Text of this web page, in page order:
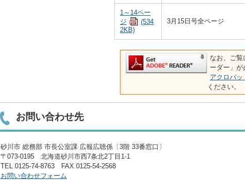
1～14ペー
ジ
(534
2KB)
3月15日号全ページ
なお、ご覧
ーダー」
アクロバ
ください。
お問い合わせ先
砂川市 総務部 市長公室課 広報広聴係〔3階 33番窓口〕
〒073-0195 北海道砂川市西7条北2丁目1-1
TEL 0125-74-8763 FAX 0125-54-2568
お問い合わせフォーム